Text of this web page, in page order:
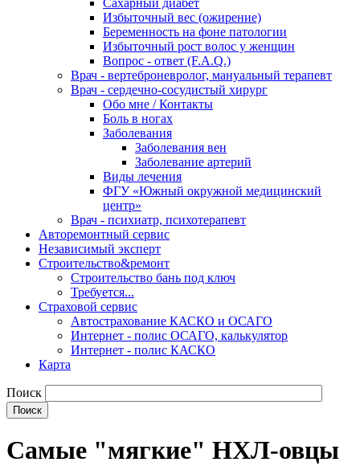
Избыточный вес (ожирение)
Беременность на фоне патологии
Избыточный рост волос у женщин
Вопрос - ответ (F.A.Q.)
Врач - вертеброневролог, мануальный терапевт
Врач - сердечно-сосудистый хирург
Обо мне / Контакты
Боль в ногах
Заболевания
Заболевания вен
Заболевание артерий
Виды лечения
ФГУ «Южный окружной медицинский
центр»
Врач - психиатр, психотерапевт
Авторемонтный сервис
Независимый эксперт
Строительство&ремонт
Строительство бань под ключ
Требуется...
Страховой сервис
Автострахование КАСКО и ОСАГО
Интернет - полис ОСАГО, калькулятор
Интернет - полис КАСКО
Карта
Поиск
Самые "мягкие" НХЛ-овцы